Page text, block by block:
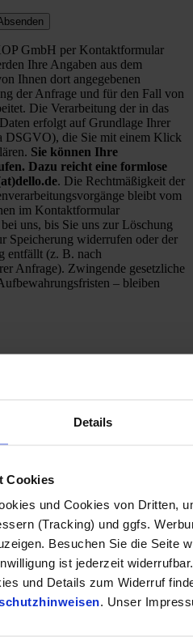
Details
Cookies
und Cookies von Dritten,
(Tracking) und ggfs.
Besuchen Sie die Seite
ist jederzeit
und Details zum Widerruf
. Unser
GmbH per Kontaktformular
Ihre Angaben aus dem
Ihnen dort angegebenen
der Anfrage und für den Fall von
Die Verarbeitung der in das
erfolgt auf Grundlage Ihrer
die Sie mit einem Klick
Sie können Ihre
Dazu reicht eine formlose
. Die Rechtmäßigkeit der
bleibt vom
im Kontaktformular
uns, bis Sie uns zur Löschung
Speicherung widerrufen oder der
entfällt (z. B. nach
Anfrage). Zwingende gesetzliche
– bleiben
PS